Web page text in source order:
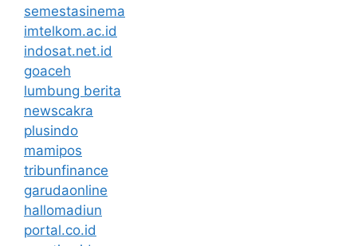
semestasinema
imtelkom.ac.id
indosat.net.id
goaceh
lumbung berita
newscakra
plusindo
mamipos
tribunfinance
garudaonline
hallomadiun
portal.co.id